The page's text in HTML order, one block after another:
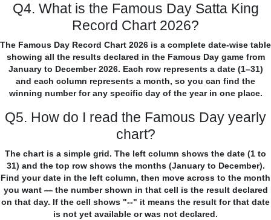
Q4. What is the Famous Day Satta King
Record Chart 2026?
The Famous Day Record Chart 2026 is a complete date-wise table
showing all the results declared in the Famous Day game from
January to December 2026. Each row represents a date (1–31)
and each column represents a month, so you can find the
winning number for any specific day of the year in one place.
Q5. How do I read the Famous Day yearly
chart?
The chart is a simple grid. The left column shows the date (1 to
31) and the top row shows the months (January to December).
Find your date in the left column, then move across to the month
you want — the number shown in that cell is the result declared
on that day. If the cell shows "--" it means the result for that date
is not yet available or was not declared.